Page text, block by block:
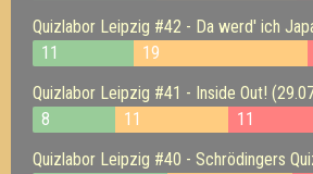
Quizlabor Leipzig #42 - Da werd' ich
11
19
Quizlabor Leipzig #41 - Inside Out!
8
11
11
Quizlabor Leipzig #40 - Schrödingers